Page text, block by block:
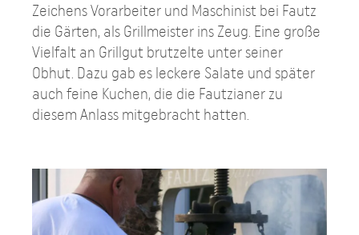
Zeichens Vorarbeiter und Maschinist bei Fautz
die Gärten, als Grillmeister ins Zeug. Eine große
Vielfalt an Grillgut brutzelte unter seiner
Obhut. Dazu gab es leckere Salate und später
auch feine Kuchen, die die Fautzianer zu
diesem Anlass mitgebracht hatten.